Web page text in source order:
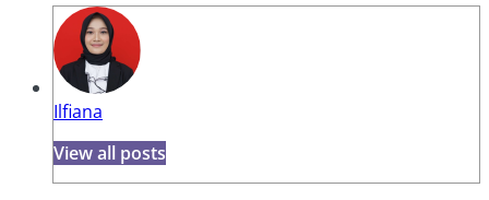
Ilfiana
View all posts